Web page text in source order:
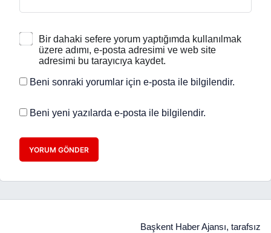
Bir dahaki sefere yorum yaptığımda kullanılmak
üzere adımı, e-posta adresimi ve web site
adresimi bu tarayıcıya kaydet.
Beni sonraki yorumlar için e-posta ile bilgilendir.
Beni yeni yazılarda e-posta ile bilgilendir.
YORUM GÖNDER
Başkent Haber Ajansı, tarafsız